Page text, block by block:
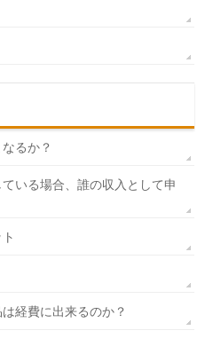
るか？
いる場合、誰の収入として申
経費に出来るのか？